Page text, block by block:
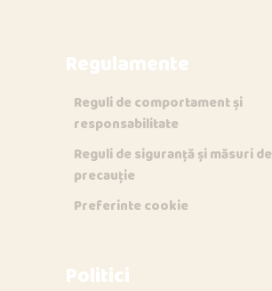
Regulamente
Reguli de comportament și
responsabilitate
Reguli de siguranță și măsuri de
precauție
Preferinte cookie
Politici